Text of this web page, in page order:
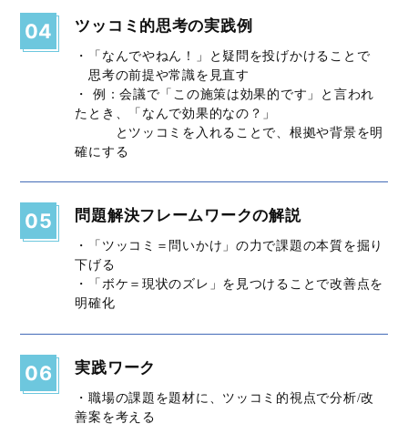
04 ツッコミ的思考の実践例
・「なんでやねん！」と疑問を投げかけることで
思考の前提や常識を見直す
・ 例：会議で「この施策は効果的です」と言われ
たとき、「なんで効果的なの？」
とツッコミを入れることで、根拠や背景を明
確にする
05 問題解決フレームワークの解説
・「ツッコミ＝問いかけ」の力で課題の本質を掘り
下げる
・「ボケ＝現状のズレ」を見つけることで改善点を
明確化
06 実践ワーク
・職場の課題を題材に、ツッコミ的視点で分析/改
善案を考える